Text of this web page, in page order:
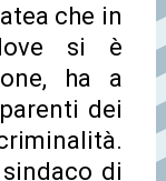
che in
si è
ha a
dei
di